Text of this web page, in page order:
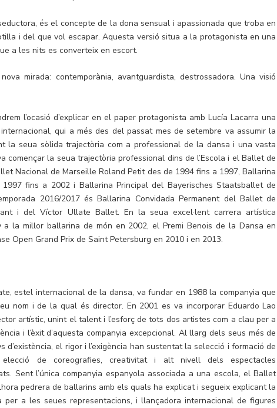
és el concepte de la dona sensual i apassionada que troba en
i del que vol escapar. Aquesta versió situa a la protagonista en una
a les nits es converteix en escort.
mirada: contemporània, avantguardista, destrossadora. Una visió
l’ocasió d’explicar en el paper protagonista amb Lucía Lacarra una
qui a més des del passat mes de setembre va assumir la
la seua sòlida trajectòria com a professional de la dansa i una vasta
començar la seua trajectòria professional dins de l’Escola i el Ballet de
Nacional de Marseille Roland Petit des de 1994 fins a 1997, Ballarina
fins a 2002 i Ballarina Principal del Bayerisches Staatsballet de
2016/2017 és Ballarina Convidada Permanent del Ballet de
i del Víctor Ullate Ballet. En la seua excel·lent carrera artística
a la millor ballarina de món en 2002, el Premi Benois de la Dansa en
Open Grand Prix de Saint Petersburg en 2010 i en 2013.
estel internacional de la dansa, va fundar en 1988 la companyia que
nom i de la qual és director. En 2001 es va incorporar Eduardo Lao
artístic, unint el talent i l’esforç de tots dos artistes com a clau per a
i l’èxit d’aquesta companyia excepcional. Al llarg dels seus més de
d’existència, el rigor i l’exigència han sustentat la selecció i formació de
elecció de coreografies, creativitat i alt nivell dels espectacles
Sent l’única companyia espanyola associada a una escola, el Ballet
pedrera de ballarins amb els quals ha explicat i segueix explicant la
per a les seues representacions, i llançadora internacional de figures